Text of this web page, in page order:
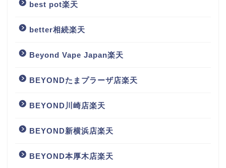
best pot楽天
better相続楽天
Beyond Vape Japan楽天
BEYONDたまプラーザ店楽天
BEYOND川崎店楽天
BEYOND新横浜店楽天
BEYOND本厚木店楽天